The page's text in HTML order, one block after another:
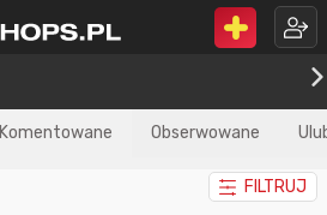
Komentowane Obserwowane
FILTRUJ